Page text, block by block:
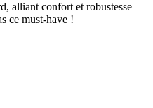
alliant confort et robustesse
ce must-have !